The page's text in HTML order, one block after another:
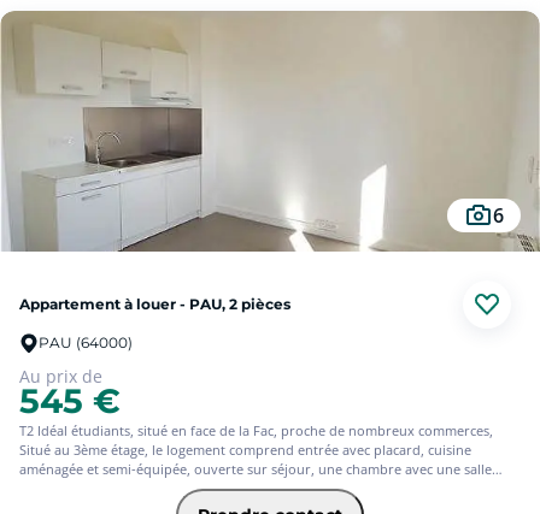
Cet appartement, fonctionnel et bien agencé, séduira les personnes à la
et des services du quotidien.
Libre
Honoraires de 668 € TTC à la charge du locataire comprenant 182 € TTC pour
l'état des lieux. Loyer de base 571 €/mois. Provision sur charges 65 €/mois,
régularisation annuelle. Dépôt de garantie 571 €. Classe énergie C, Classe climat
C Montant estimé des dépenses annuelles d'énergie pour un usage standard :
entre 812.00 € et 1098.00 € sur les années 2021, 2022 et 2023 (abonnements
compris). Les informations sur les risques auxquels ce bien est exposé sont
disponibles sur le site Géorisques : georisques.gouv.fr.
Votre conseiller Square Habitat Pau : Deborah FILTZ
Agent commercial (Entreprise individuelle)
6
Appartement à louer - PAU, 2 pièces
PAU (64000)
Au prix de
545 €
T2 Idéal étudiants, situé en face de la Fac, proche de nombreux commerces,
Situé au 3ème étage, le logement comprend entrée avec placard, cuisine
aménagée et semi-équipée, ouverte sur séjour, une chambre avec une salle
d'eau, cellier et wc séparés. Entretien chaudière et consommation de chauffage
provisionnés dans les charges.